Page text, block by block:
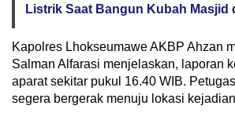
Listrik Saat Bangun Kubah Masjid
Kapolres Lhokseumawe AKBP Ahzan
Salman Alfarasi menjelaskan, laporan
aparat sekitar pukul 16.40 WIB.
segera bergerak menuju lokasi